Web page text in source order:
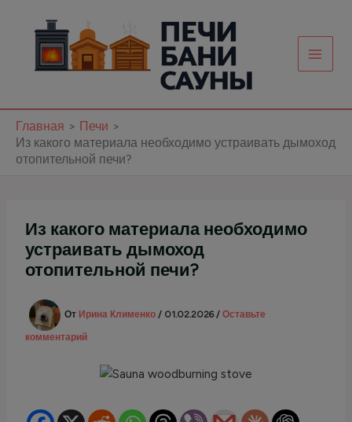
содержимому
Главная
Печи
Из какого материала необходимо устраивать дымоход
отопительной печи?
Из какого материала необходимо
устраивать дымоход
отопительной печи?
От Ирина Клименко / 01.02.2026 /Оставьте
комментарий